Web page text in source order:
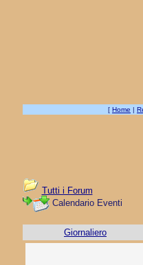
[ Home |
Tutti i Forum
Calendario Eventi
Giornaliero